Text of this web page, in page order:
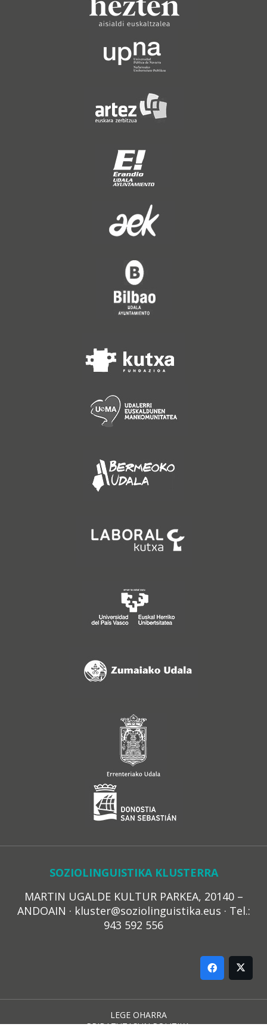
SOZIOLINGUISTIKA KLUSTERRA
MARTIN UGALDE KULTUR PARKEA, 20140 –
ANDOAIN · kluster@soziolinguistika.eus · Tel.:
943 592 556
LEGE OHARRA
PRIBATUTASUN POLITIKA